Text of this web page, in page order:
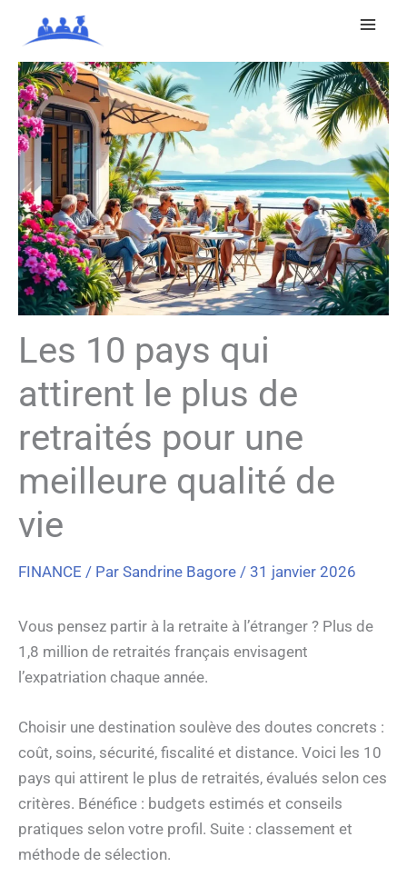
contenu
Les 10 pays qui
attirent le plus de
retraités pour une
meilleure qualité de
vie
FINANCE / Par Sandrine Bagore / 31 janvier 2026
Vous pensez partir à la retraite à l’étranger ? Plus de
1,8 million de retraités français envisagent
l’expatriation chaque année.
Choisir une destination soulève des doutes concrets :
coût, soins, sécurité, fiscalité et distance. Voici les 10
pays qui attirent le plus de retraités, évalués selon ces
critères. Bénéfice : budgets estimés et conseils
pratiques selon votre profil. Suite : classement et
méthode de sélection.